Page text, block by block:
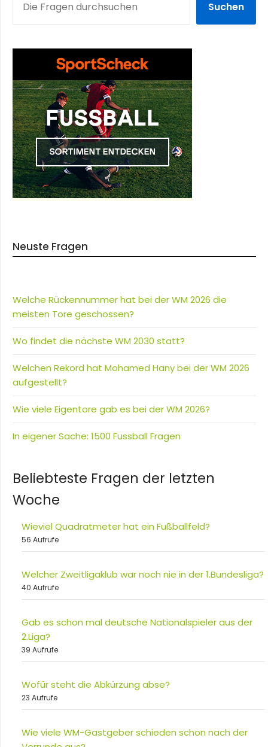
Suchen
Neuste Fragen
Welche Rückennummer hat bei der WM 2026 die
meisten Tore geschossen?
Wo findet die nächste WM 2030 statt?
Welchen Rekord hat Mohamed Hany bei der WM 2026
aufgestellt?
Wie viele Eigentore gab es bei der WM 2026?
In eigener Sache: 1500 Fussball Fragen
Beliebteste Fragen der letzten
Woche
Wieviel Quadratmeter hat ein Fußballfeld?
56 Aufrufe
Welcher Zweitligaklub war noch nie in der 1.Bundesliga?
40 Aufrufe
Gab es schon mal deutsche Nationalspieler aus der
2.Liga?
39 Aufrufe
Wofür steht die Abkürzung abse?
23 Aufrufe
Wie viele WM-Gastgeber schieden schon nach der